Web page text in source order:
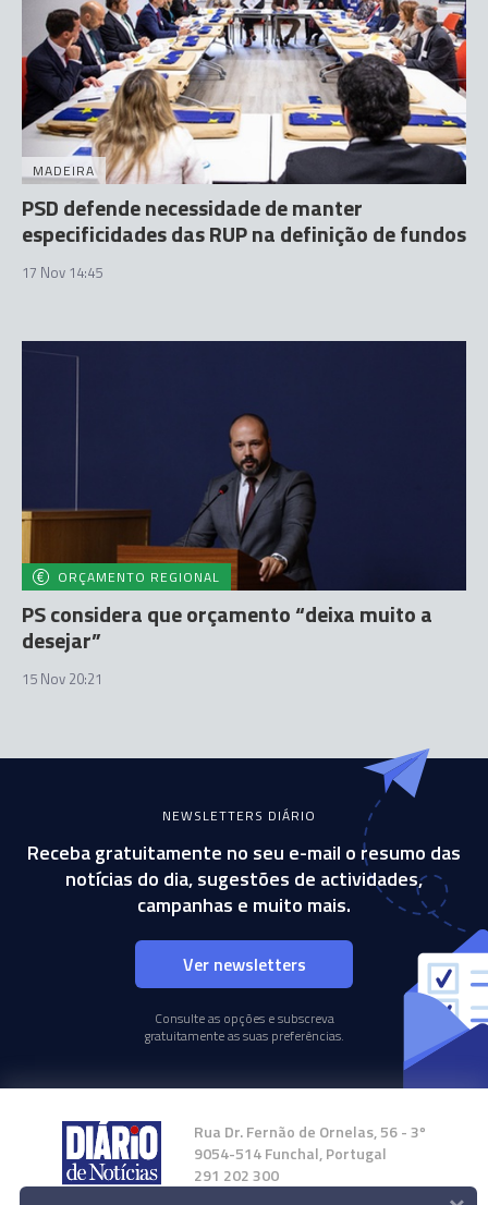
MADEIRA
PSD defende necessidade de manter
especificidades das RUP na definição de fundos
17 Nov 14:45
ORÇAMENTO REGIONAL
PS considera que orçamento “deixa muito a
desejar”
15 Nov 20:21
NEWSLETTERS DIÁRIO
Receba gratuitamente no seu e-mail o resumo das
notícias do dia, sugestões de actividades,
campanhas e muito mais.
Ver newsletters
Consulte as opções e subscreva
gratuitamente as suas preferências.
Rua Dr. Fernão de Ornelas, 56 - 3º
9054-514 Funchal, Portugal
291 202 300